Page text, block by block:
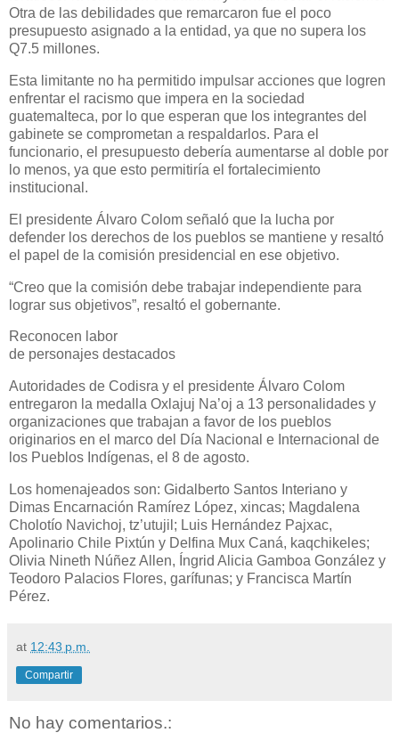
Otra de las debilidades que remarcaron fue el poco
presupuesto asignado a la entidad, ya que no supera los
Q7.5 millones.
Esta limitante no ha permitido impulsar acciones que logren
enfrentar el racismo que impera en la sociedad
guatemalteca, por lo que esperan que los integrantes del
gabinete se comprometan a respaldarlos. Para el
funcionario, el presupuesto debería aumentarse al doble por
lo menos, ya que esto permitiría el fortalecimiento
institucional.
El presidente Álvaro Colom señaló que la lucha por
defender los derechos de los pueblos se mantiene y resaltó
el papel de la comisión presidencial en ese objetivo.
“Creo que la comisión debe trabajar independiente para
lograr sus objetivos”, resaltó el gobernante.
Reconocen labor
de personajes destacados
Autoridades de Codisra y el presidente Álvaro Colom
entregaron la medalla Oxlajuj Na’oj a 13 personalidades y
organizaciones que trabajan a favor de los pueblos
originarios en el marco del Día Nacional e Internacional de
los Pueblos Indígenas, el 8 de agosto.
Los homenajeados son: Gidalberto Santos Interiano y
Dimas Encarnación Ramírez López, xincas; Magdalena
Cholotío Navichoj, tz’utujil; Luis Hernández Pajxac,
Apolinario Chile Pixtún y Delfina Mux Caná, kaqchikeles;
Olivia Nineth Núñez Allen, Íngrid Alicia Gamboa González y
Teodoro Palacios Flores, garífunas; y Francisca Martín
Pérez.
at 12:43 p.m.
Compartir
No hay comentarios.: